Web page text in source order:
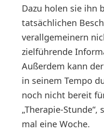
Dazu holen sie ihn
tatsächlichen
verallgemeinern
zielführende
Außerdem kann
in seinem Tempo
noch nicht bereit
„Therapie-
mal eine Woche.